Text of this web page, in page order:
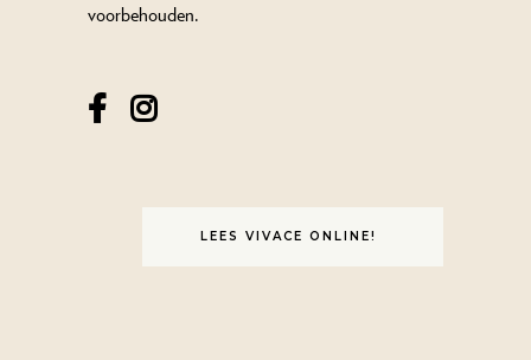
voorbehouden.
LEES VIVACE ONLINE!